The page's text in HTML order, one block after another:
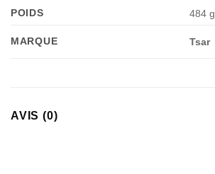
POIDS 484 g
MARQUE Tsar
AVIS (0)